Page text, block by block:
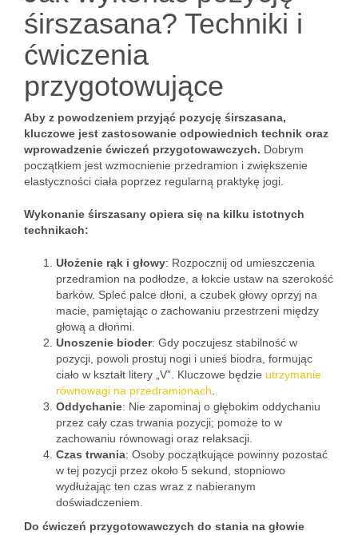
śirszasana? Techniki i
ćwiczenia
przygotowujące
Aby z powodzeniem przyjąć pozycję śirszasana,
kluczowe jest zastosowanie odpowiednich technik oraz
wprowadzenie ćwiczeń przygotowawczych. Dobrym
początkiem jest wzmocnienie przedramion i zwiększenie
elastyczności ciała poprzez regularną praktykę jogi.
Wykonanie śirszasany opiera się na kilku istotnych
technikach:
Ułożenie rąk i głowy: Rozpocznij od umieszczenia
przedramion na podłodze, a łokcie ustaw na szerokość
barków. Spleć palce dłoni, a czubek głowy oprzyj na
macie, pamiętając o zachowaniu przestrzeni między
głową a dłońmi.
Unoszenie bioder: Gdy poczujesz stabilność w
pozycji, powoli prostuj nogi i unieś biodra, formując
ciało w kształt litery „V”. Kluczowe będzie utrzymanie
równowagi na przedramionach
Oddychanie: Nie zapominaj o głębokim oddychaniu
przez cały czas trwania pozycji; pomoże to w
zachowaniu równowagi oraz relaksacji.
Czas trwania: Osoby początkujące powinny pozostać
w tej pozycji przez około 5 sekund, stopniowo
wydłużając ten czas wraz z nabieranym
doświadczeniem.
Do ćwiczeń przygotowawczych do stania na głowie